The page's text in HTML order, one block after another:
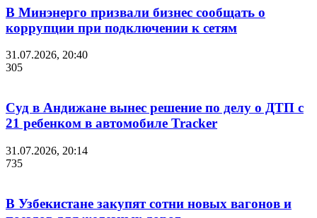
В Минэнерго призвали бизнес сообщать о
коррупции при подключении к сетям
31.07.2026, 20:40
305
Суд в Андижане вынес решение по делу о ДТП с
21 ребенком в автомобиле Tracker
31.07.2026, 20:14
735
В Узбекистане закупят сотни новых вагонов и